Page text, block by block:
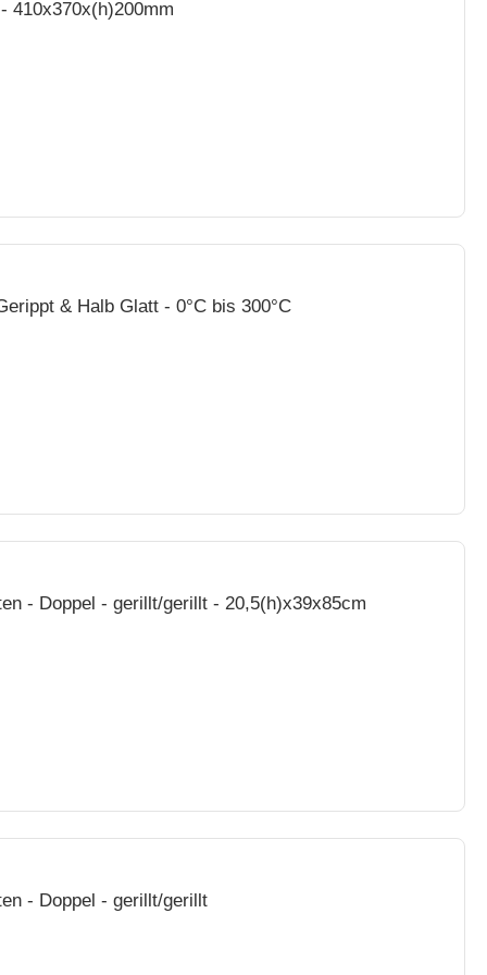
410x370x(h)200mm
& Halb Glatt - 0°C bis 300°C
Kontaktgrill - Edelstahl - Gussplatten - Doppel - gerillt/gerillt - 20,5(h)x39x85cm
- Doppel - gerillt/gerillt